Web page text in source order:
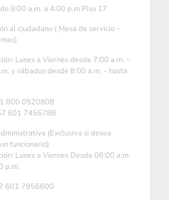
8:00 a.m. a 4:00 p.m Piso 17
al ciudadano ( Mesa de servicio -
Lunes a Viernes desde 7:00 a.m. –
y sábados desde 8:00 a.m. - hasta
800 0520808
601 7456788
(Exclusiva si desea
funcionario)
Lunes a Viernes Desde 08:00 a.m.
p.m.
601 7956600